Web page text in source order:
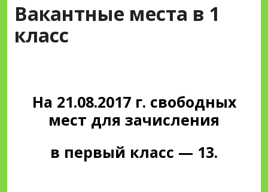
Вакантные места в 1
класс
На 21.08.2017 г. свободных
мест для зачисления
в первый класс — 13.